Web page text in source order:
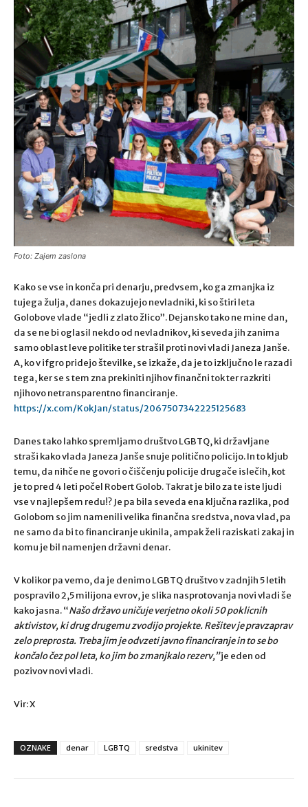
Foto: Zajem zaslona
Kako se vse in konča pri denarju, predvsem, ko ga zmanjka iz
tujega žulja, danes dokazujejo nevladniki, ki so štiri leta
Golobove vlade “jedli z zlato žlico”. Dejansko tako ne mine dan,
da se ne bi oglasil nekdo od nevladnikov, ki seveda jih zanima
samo oblast leve politike ter strašil proti novi vladi Janeza Janše.
A, ko v ifgro pridejo številke, se izkaže, da je to izključno le razadi
tega, ker se s tem zna prekiniti njihov finančni tok ter razkriti
njihovo netransparentno financiranje.
https://x.com/KokJan/status/2067507342225125683
Danes tako lahko spremljamo društvo LGBTQ, ki državljane
straši kako vlada Janeza Janše snuje politično policijo. In to kljub
temu, da nihče ne govori o čiščenju policije drugače islečih, kot
je to pred 4 leti počel Robert Golob. Takrat je bilo za te iste ljudi
vse v najlepšem redu!? Je pa bila seveda ena ključna razlika, pod
Golobom so jim namenili velika finančna sredstva, nova vlad, pa
ne samo da bi to financiranje ukinila, ampak želi raziskati zakaj in
komu je bil namenjen državni denar.
V kolikor pa vemo, da je denimo LGBTQ društvo v zadnjih 5 letih
pospravilo 2,5 milijona evrov, je slika nasprotovanja novi vladi še
kako jasna. “Našo državo uničuje verjetno okoli 50 poklicnih
aktivistov, ki drug drugemu zvodijo projekte. Rešitev je pravzaprav
zelo preprosta. Treba jim je odvzeti javno financiranje in to se bo
končalo čez pol leta, ko jim bo zmanjkalo rezerv,”je eden od
pozivov novi vladi.
Vir: X
OZNAKE denar LGBTQ sredstva ukinitev